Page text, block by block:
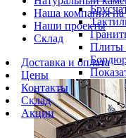
Плиты
Наша компания на
Наши проекты
Склад
Доставка и оплата
Цены
Контакты
Склад
Акции